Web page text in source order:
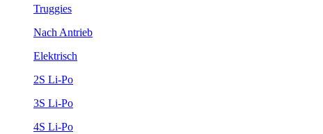
Truggies
Nach Antrieb
Elektrisch
2S Li-Po
3S Li-Po
4S Li-Po